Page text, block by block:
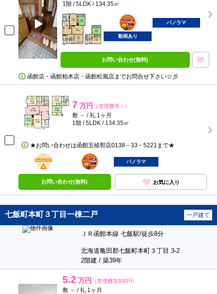
1階 / 5LDK / 134.35㎡
ポンタ
部屋
パノラマ
動画あり
お問い合わせ(無料)
函館店・函館柏木店・函館松風店までお問合せ下さい☆彡
7 万円 （管理費等－）
敷 － / 礼 1ヶ月
1階 / 5LDK / 134.35㎡
★お問い合わせは函館五稜郭店0138－33－5221まで★
BunChinPAY
ポンタ
部屋
パノラマ
お問い合わせ(無料) お気に入り
七飯町本町３丁目一棟二戸 一戸建て
ＪＲ函館本線 七飯駅/徒歩8分
北海道亀田郡七飯町本町３丁目 3-2
2階建 / 築39年
5.2 万円 （管理費等500円）
敷 － / 礼 1ヶ月